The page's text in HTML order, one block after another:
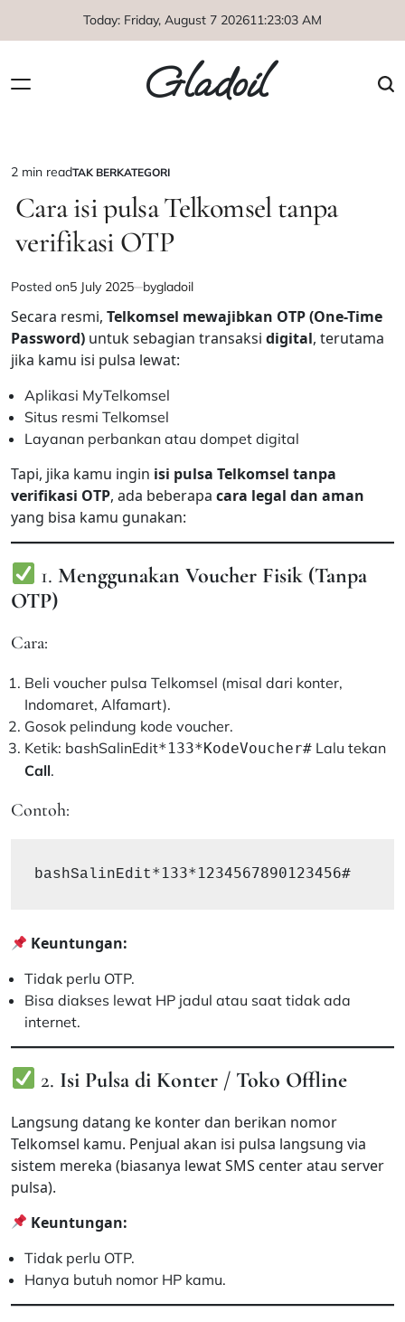
Today: Friday, August 7 202611:23:04 AM
Gladoil
Estimated
read
time
2 min readPOSTED
TAK BERKATEGORI
Cara isi pulsa Telkomsel tanpa
verifikasi OTP
Posted on5 July 2025 bygladoil
Secara resmi, Telkomsel mewajibkan OTP (One-Time
Password) untuk sebagian transaksi digital, terutama
jika kamu isi pulsa lewat:
Aplikasi MyTelkomsel
Situs resmi Telkomsel
Layanan perbankan atau dompet digital
Tapi, jika kamu ingin isi pulsa Telkomsel tanpa
verifikasi OTP, ada beberapa cara legal dan aman
yang bisa kamu gunakan:
1.Menggunakan Voucher Fisik (Tanpa
OTP)
Cara:
Beli voucher pulsa Telkomsel (misal dari konter,
Indomaret, Alfamart).
Gosok pelindung kode voucher.
Ketik: bashSalinEdit*133*KodeVoucher# Lalu tekan
Call.
Contoh:
bashSalinEdit *133*1234567890123456#
Keuntungan:
Tidak perlu OTP.
Bisa diakses lewat HP jadul atau saat tidak ada
internet.
2. Isi Pulsa di Konter / Toko Offline
Langsung datang ke konter dan berikan nomor
Telkomsel kamu. Penjual akan isi pulsa langsung via
sistem mereka (biasanya lewat SMS center atau server
pulsa).
Keuntungan:
Tidak perlu OTP.
Hanya butuh nomor HP kamu.